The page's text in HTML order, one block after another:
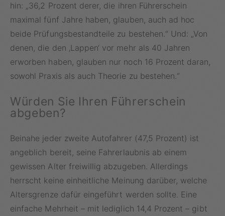
hin: „36,2 Prozent derer, die ihren Führerschein
maximal fünf Jahre haben, glauben, auch ad hoc
beide Prüfungsbestandteile zu bestehen.“ Und: „Von
denen, die den ‚Lappen‘ vor mehr als 40 Jahren
erworben haben, glauben nur noch 16 Prozent daran,
sowohl Praxis als auch Theorie zu bestehen.“
Würden Sie Ihren Führerschein
abgeben?
Beinahe jeder zweite Autofahrer (47,5 Prozent) ist
angeblich bereit, seine Fahrerlaubnis ab einem
gewissen Alter freiwillig abzugeben. Allerdings
herrscht keine einheitliche Meinung darüber, welche
Altersgrenze dafür eingeführt werden sollte. Eine
einfache Mehrheit – mit lediglich 14,4 Prozent – gibt